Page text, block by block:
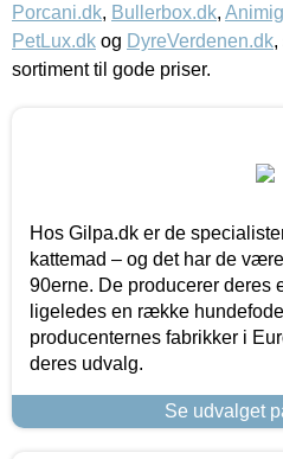
Porcani.dk, Bullerbox.dk,
PetLux.dk og DyreVerdenen.dk,
sortiment til gode priser.
Hos Gilpa.dk er de
kattemad – og det har de
90erne. De producerer deres
ligeledes en række
producenternes fabrikker i
deres udvalg.
Se udvalget